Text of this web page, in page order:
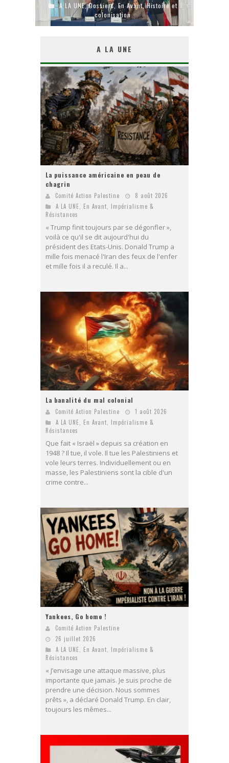
A LA UNE,Dossiers,En Avant,Histoire et
colonisation
A LA UNE
La puissance américaine en peau de
chagrin
Comité Action Palestine
8 août 2026
A LA UNE
En Avant
Impérialisme &
Résistances
« Trump finit toujours par se dégonfler »,
voilà ce qu'il se dit aujourd'hui du
président des Etats-Unis. Donald Trump a
mille fois menacé l'Iran des feux de l'enfer
et mille fois il a reculé. Il a...
La banalité du mal colonial
Comité Action Palestine
1 août 2026
A LA UNE, En Avant, Impérialisme &
Résistances
Que fait « Israël » depuis sa création en
1948 ? Il tue, il vole. Il tue les Palestiniens et
vole leurs terres. Individuellement ou en
masse, les Palestiniens sont la cible d'un
crime contre...
Yankees, Go home !
Comité Action Palestine
26 juillet 2026
A LA UNE
En Avant
Impérialisme &
Résistances
« J’envisage une attaque massive, plus
importante que jamais. Je suis proche de
prendre une décision. Nous sommes
prêts », a déclaré Donald Trump. En clair,
toujours les mêmes...